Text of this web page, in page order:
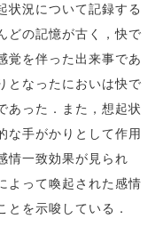
状況について記録する
どの記憶が古く，快で
覚を伴った出来事であ
となったにおいは快で
あった．また，想起状
な手がかりとして作用
情一致効果が見られ
よって喚起された感情
とを示唆している．